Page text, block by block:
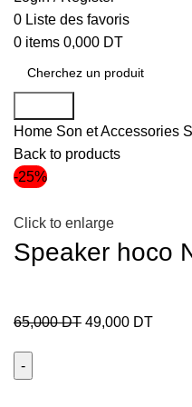
0 Liste des favoris
0 items 0,000 DT
Home Son et Accessories
Back to products
-25%
Click to enlarge
Speaker hoco
65,000DT 49,000 DT